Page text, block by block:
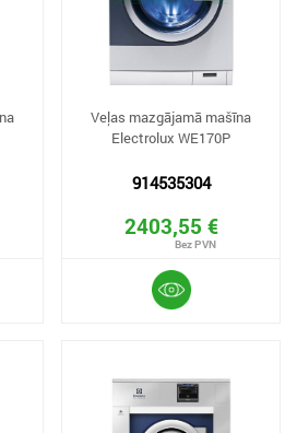
Veļas mazgājamā mašīna
Electrolux WE170P
914535304
2403,55 €